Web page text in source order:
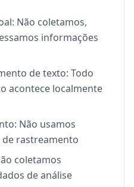
Não coletamos,
informações
de texto: Todo
acontece localmente
Não usamos
rastreamento
coletamos
de análise